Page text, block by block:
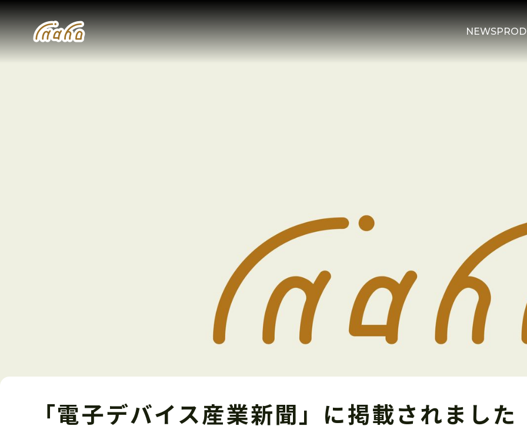
NEWS
「電子デバイス産業新聞」に掲載されました